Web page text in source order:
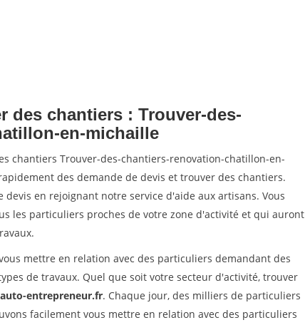
des chantiers : Trouver-des-
en-michaille
chantiers Trouver-des-chantiers-renovation-chatillon-en-
des demande de devis et trouver des chantiers.
devis en rejoignant notre service d'aide aux artisans. Vous
les particuliers proches de votre zone d'activité et qui auront
mettre en relation avec des particuliers demandant des
de travaux. Quel que soit votre secteur d'activité, trouver
entrepreneur.fr. Chaque jour, des milliers de particuliers
facilement vous mettre en relation avec des particuliers